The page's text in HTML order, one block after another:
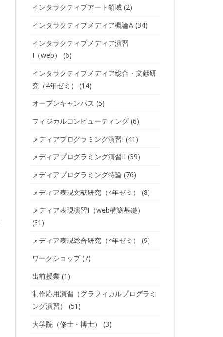
インタラクティブアート領域(2)
インタラクティブメディア概論A(34)
インタラクティブメディア演習
I（web）
(6)
インタラクティブメディア総合・文献研
究（4年ゼミ）
(14)
オープンキャンパス (5)
フィジカルコンピューティング(6)
メディアプログラミング演習I (41)
メディアプログラミング演習II (39)
メディアプログラミング特論(76)
メディア表現文献研究（4年ゼミ）
(8)
メディア表現演習I（web構築基礎）
(31)
メディア表現総合研究（4年ゼミ）
(9)
ワークショップ(7)
出前授業(1)
制作応用演習（グラフィカルプログラミ
ング演習）
(51)
大学院（修士・博士）
(3)